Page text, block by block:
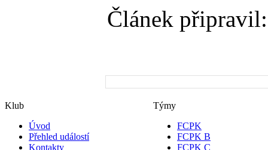
Článek připravil:
Klub
Úvod
Přehled událostí
Kontakty
Týmy
FCPK
FCPK B
FCPK C